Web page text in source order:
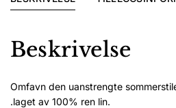
Beskrivelse
Omfavn den uanstrengte
.laget av 100% ren lin.